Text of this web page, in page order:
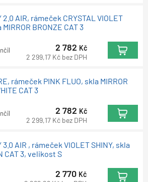
2.0 AIR, rámeček CRYSTAL VIOLET
MIRROR BRONZE CAT 3
2 782 Kč
2 299,17 Kč bez DPH
rámeček PINK FLUO, skla MIRROR
CAT 3
2 782 Kč
2 299,17 Kč bez DPH
3.0 AIR , rámeček VIOLET SHINY, skla
CAT 3, velikost S
2 770 Kč